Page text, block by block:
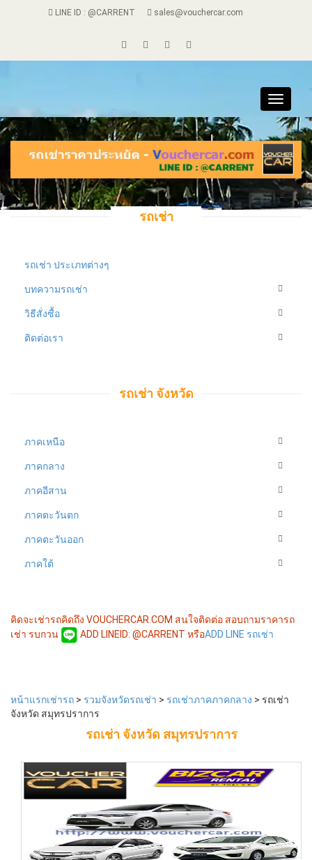
LINE ID : @CARRENT sales@vouchercar.com
Toggle
รถเช่า
รถเช่า ประเภทต่างๆ
บทความรถเช่า
วิธีสั่งซื้อ
ติดต่อเรา
รถเช่า จังหวัด
ภาคเหนือ
ภาคกลาง
ภาคอีสาน
ภาคตะวันตก
ภาคตะวันออก
ภาคใต้
คิดจะเช่ารถคิดถึง VOUCHERCAR.COM สนใจติดต่อ สอบถามราคารถ
เช่า รบกวน
ADD LINEID: @CARRENT หรือADD LINE รถเช่า
หน้าแรกเช่ารถ > รวมจังหวัดรถเช่า > รถเช่าภาคภาคกลาง > รถเช่า
จังหวัด สมุทรปราการ
รถเช่า จังหวัด สมุทรปราการ
฿750